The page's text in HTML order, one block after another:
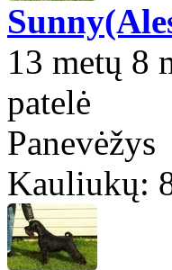
13 metų 8
patelė
Panevėžys
Kauliukų: